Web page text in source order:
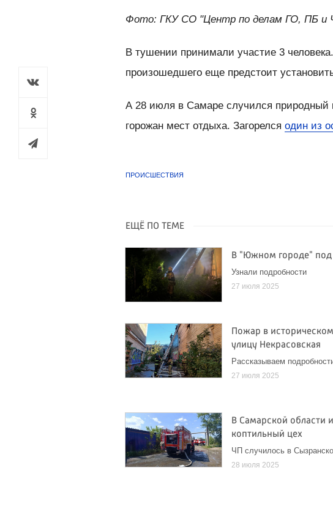
Фото: ГКУ СО "Центр по делам ГО, ПБ и
В тушении принимали участие 3
произошедшего еще предстоит
А 28 июля в Самаре случился природный
горожан мест отдыха. Загорелсяодин из
ПРОИСШЕСТВИЯ
ЕЩЁ ПО ТЕМЕ
В "Южном городе" под
Узнали подробности
27 июля 2025
Пожар в
улицу Некрасовская
Рассказываем
27 июля 2025
В Самарской области
коптильный цех
ЧП случилось в
28 июля 2025